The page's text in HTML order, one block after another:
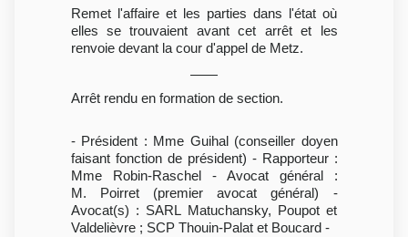
Remet l'affaire et les parties dans l'état où
elles se trouvaient avant cet arrêt et les
renvoie devant la cour d'appel de Metz.
Arrêt rendu en formation de section.
- Président : Mme Guihal (conseiller doyen
faisant fonction de président) - Rapporteur :
Mme Robin-Raschel - Avocat général :
M. Poirret (premier avocat général) -
Avocat(s) : SARL Matuchansky, Poupot et
Valdelièvre ; SCP Thouin-Palat et Boucard -